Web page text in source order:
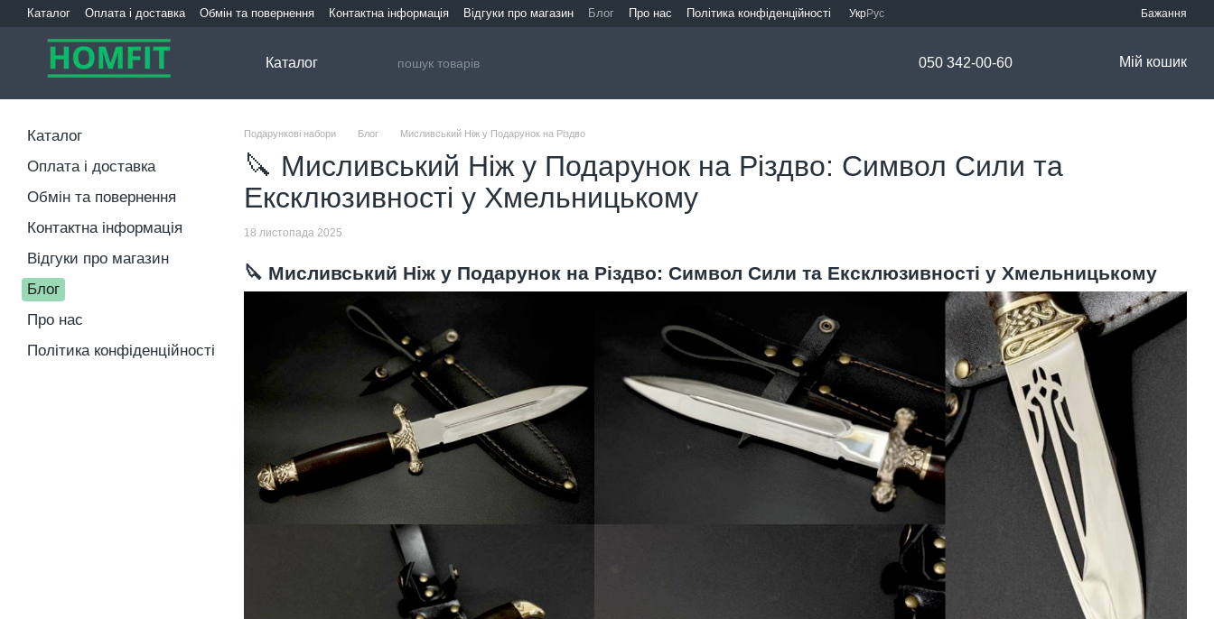
Перейти до основного контенту
Каталог Оплата і доставка Обмін та повернення Контактна інформація Відгуки про магазин Блог Про нас Політика конфіденційності УкрРус Бажання
Каталог 050 342-00-60 Мій кошик
Подарункові набори Блог Мисливський Ніж у Подарунок на Різдво
🔪 Мисливський Ніж у Подарунок на Різдво: Символ Сили та
Ексклюзивності у Хмельницькому
18 листопада 2025
🔪 Мисливський Ніж у Подарунок на Різдво: Символ Сили та Ексклюзивності у Хмельницькому
Каталог
Оплата і доставка
Обмін та повернення
Контактна інформація
Відгуки про магазин
Блог
Про нас
Політика конфіденційності